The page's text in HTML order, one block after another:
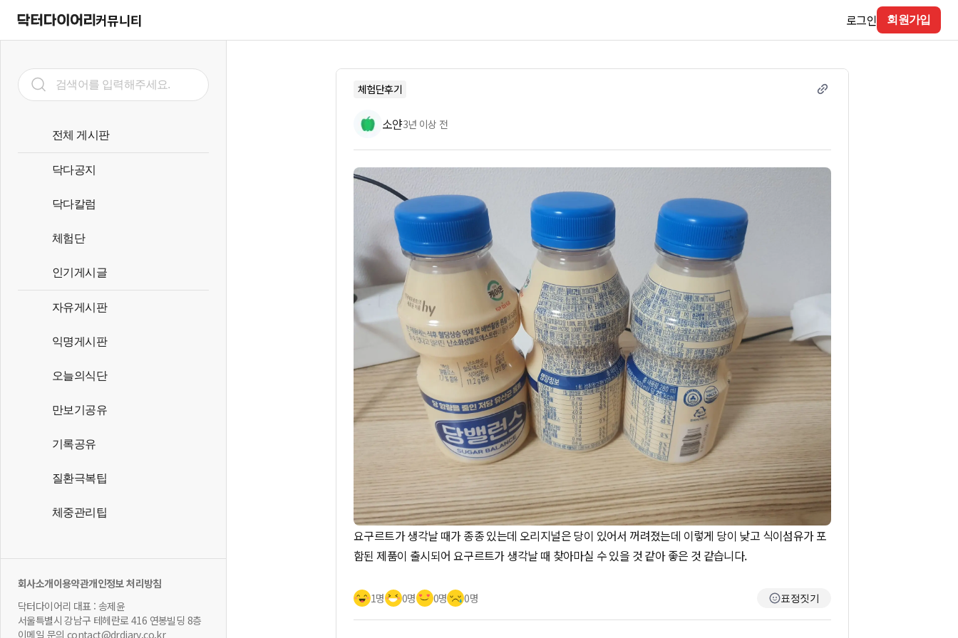
커뮤니티 로그인 회원가입
전체 게시판
닥다공지
닥다칼럼
체험단
인기게시글
자유게시판
익명게시판
오늘의식단
만보기공유
기록공유
질환극복팁
체중관리팁
회사소개이용약관개인정보 처리방침
닥터다이어리 대표 : 송제윤
서울특별시 강남구 테헤란로 416 연봉빌딩 8층
이메일 문의 contact@drdiary.co.kr
체험단후기
소얀3년 이상 전
요구르트가 생각날 때가 종종 있는데 오리지널은 당이 있어서 꺼려졌는데 이렇게 당이 낮고 식이섬유가 포
함된 제품이 출시되어 요구르트가 생각날 때 찾아마실 수 있을 것 같아 좋은 것 같습니다.
1명 0명 0명 0명 표정짓기